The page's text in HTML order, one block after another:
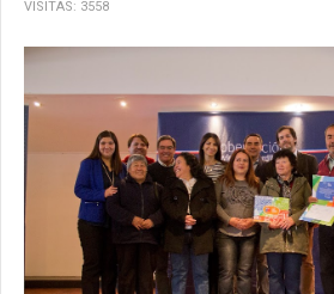
VISITAS: 3558